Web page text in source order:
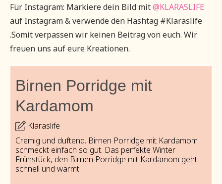
Für Instagram: Markiere dein Bild mit@KLARASLIFE
auf Instagram & verwende den Hashtag #Klaraslife
.Somit verpassen wir keinen Beitrag von euch. Wir
freuen uns auf eure Kreationen.
Birnen Porridge mit
Kardamom
Klaraslife
Cremig und duftend. Birnen Porridge mit Kardamom
schmeckt einfach so gut. Das perfekte Winter
Frühstück, den Birnen Porridge mit Kardamom geht
schnell und wärmt.